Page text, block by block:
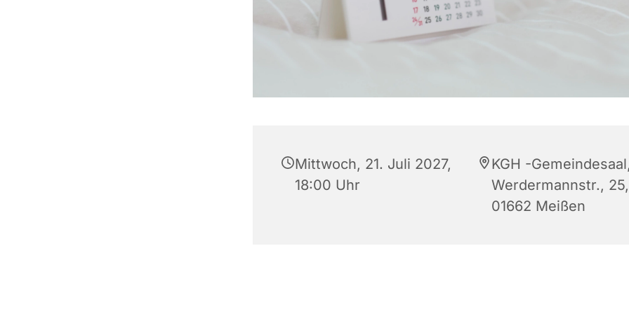
Mittwoch, 21. Juli 2027,
18:00 Uhr
KGH -
Werdermannstr., 25,
01662 Meißen